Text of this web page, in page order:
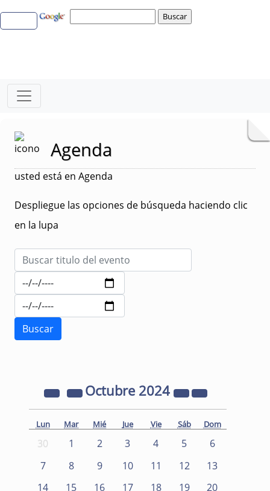
Agenda
usted está en Agenda
Despliegue las opciones de búsqueda haciendo clic
en la lupa
Octubre 2024
Lun Mar Mié Jue Vie Sáb Dom
30 1 2 3 4 5
6
7
8 9 10 11 12
13
14
15 16 17 18 19
20